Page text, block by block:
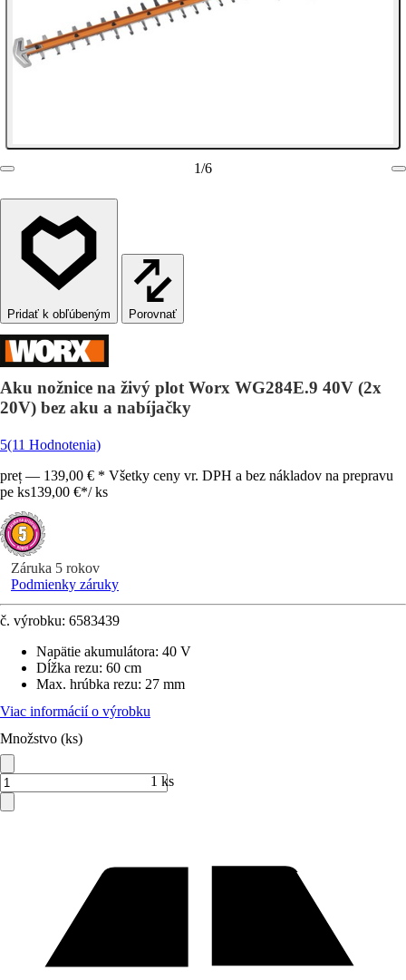
1/6
Porovnať
Aku nožnice na živý plot Worx WG284E.9 40V (2x
20V) bez aku a nabíjačky
5(11 Hodnotenia)
preț — 139,00 € * Všetky ceny vr. DPH a bez nákladov na prepravu
pe ks139,00 €*/ ks
Záruka 5 rokov
Podmienky záruky
č. výrobku: 6583439
Napätie akumulátora: 40 V
Dĺžka rezu: 60 cm
Max. hrúbka rezu: 27 mm
Viac informácií o výrobku
Množstvo (ks)
1 ks